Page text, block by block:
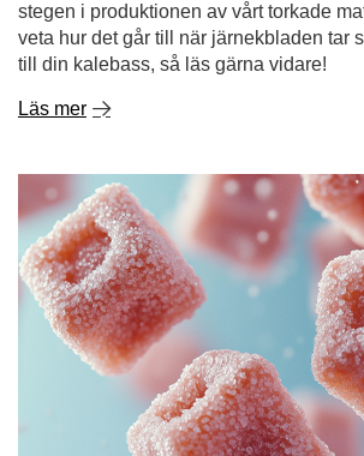
stegen i produktionen av vårt torkade
veta hur det går till när järnekbladen tar
till din kalebass, så läs gärna vidare!
Läs mer